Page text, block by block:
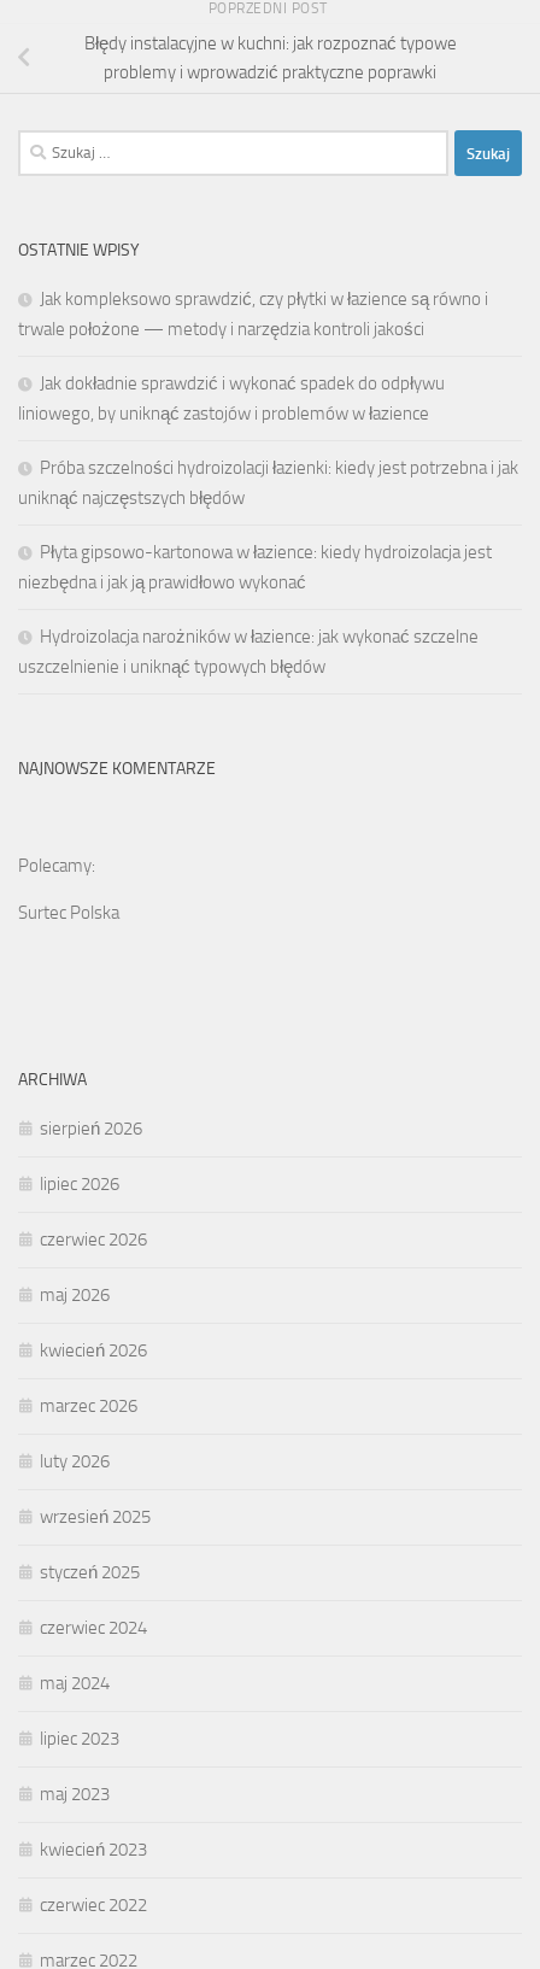
POPRZEDNI POST
Błędy instalacyjne w kuchni: jak rozpoznać typowe
problemy i wprowadzić praktyczne poprawki
Szukaj:
OSTATNIE WPISY
Jak kompleksowo sprawdzić, czy płytki w łazience są równo i
trwale położone — metody i narzędzia kontroli jakości
Jak dokładnie sprawdzić i wykonać spadek do odpływu
liniowego, by uniknąć zastojów i problemów w łazience
Próba szczelności hydroizolacji łazienki: kiedy jest potrzebna i jak
uniknąć najczęstszych błędów
Płyta gipsowo-kartonowa w łazience: kiedy hydroizolacja jest
niezbędna i jak ją prawidłowo wykonać
Hydroizolacja narożników w łazience: jak wykonać szczelne
uszczelnienie i uniknąć typowych błędów
NAJNOWSZE KOMENTARZE
Polecamy:
Surtec Polska
ARCHIWA
sierpień 2026
lipiec 2026
czerwiec 2026
maj 2026
kwiecień 2026
marzec 2026
luty 2026
wrzesień 2025
styczeń 2025
czerwiec 2024
maj 2024
lipiec 2023
maj 2023
kwiecień 2023
czerwiec 2022
marzec 2022